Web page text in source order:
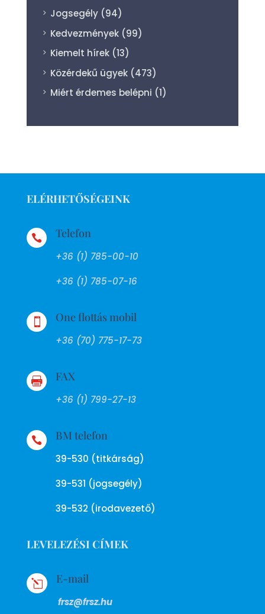
Jogsegély (94)
Kedvezmények (99)
Kiemelt hírek (13)
Közérdekű ügyek (473)
Miért érdemes belépni (1)
ELÉRHETŐSÉGEINK
 Telefon
+36 (1) 785-00-10
+36 (1) 785-07-16
 One flottás mobil
+36 (70) 775-17-73
 FAX
+36 (1) 799-27-13
 BM telefon
39-530 (titkárság)
39-531 (jogsegély)
39-532 (irodavezető)
LEVELEZÉSI CÍMEK
l E-mail
frsz@frsz.hu